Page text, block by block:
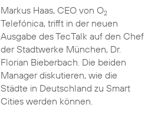
Markus Haas, CEO von O2
Telefónica, trifft in der neuen
Ausgabe des TecTalk auf den Chef
der Stadtwerke München, Dr.
Florian Bieberbach. Die beiden
Manager diskutieren, wie die
Städte in Deutschland zu Smart
Cities werden können.